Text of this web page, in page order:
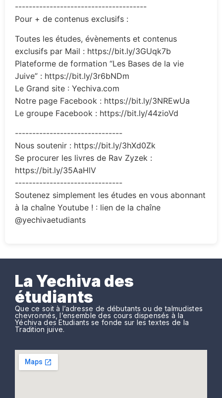
--------------------------------------
Pour + de contenus exclusifs :
Toutes les études, évènements et contenus
exclusifs par Mail : https://bit.ly/3GUqk7b
Plateforme de formation “Les Bases de la vie
Juive” : https://bit.ly/3r6bNDm
Le Grand site : Yechiva.com
Notre page Facebook : https://bit.ly/3NREwUa
Le groupe Facebook : https://bit.ly/44zioVd
-------------------------------
Nous soutenir : https://bit.ly/3hXd0Zk
Se procurer les livres de Rav Zyzek :
https://bit.ly/35AaHlV
-------------------------------
Soutenez simplement les études en vous abonnant
à la chaîne Youtube ! : lien de la chaîne
@yechivaetudiants
La Yechiva des
étudiants
Que ce soit à l’adresse de débutants ou de talmudistes
chevronnés, l’ensemble des cours dispensés à la
Yéchiva des Etudiants se fonde sur les textes de la
Tradition juive.